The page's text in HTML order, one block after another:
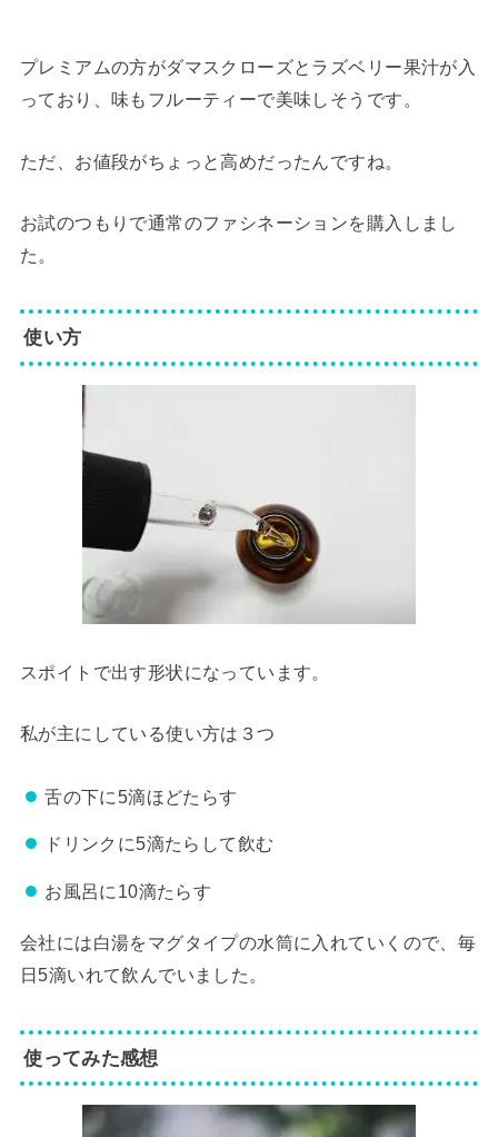
プレミアムの方がダマスクローズとラズベリー果汁が入
っており、味もフルーティーで美味しそうです。
ただ、お値段がちょっと高めだったんですね。
お試のつもりで通常のファシネーションを購入しまし
た。
使い方
スポイトで出す形状になっています。
私が主にしている使い方は３つ
舌の下に5滴ほどたらす
ドリンクに5滴たらして飲む
お風呂に10滴たらす
会社には白湯をマグタイプの水筒に入れていくので、毎
日5滴いれて飲んでいました。
使ってみた感想